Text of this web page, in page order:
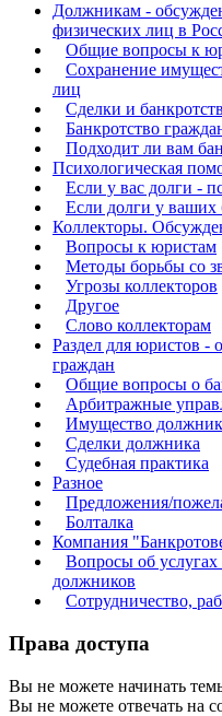
Должникам -
физических лиц в
Общие вопросы к
Сохранение
лиц
Сделки и
Банкротство
Подходит ли вам
Психологическая
Если у вас долги -
Если долги у ваших
Коллекторы.
Вопросы к юристам
Методы борьбы со
Угрозы коллекторов
Другое
Слово коллекторам
Раздел для юристов -
граждан
Общие вопросы о
Арбитражные
Имущество
Сделки должника
Судебная практика
Разное
Предложения/
Болталка
Компания
Вопросы об
должников
Сотрудничество,
Права доступа
Вы не можете начинать
Вы не можете отвечать на